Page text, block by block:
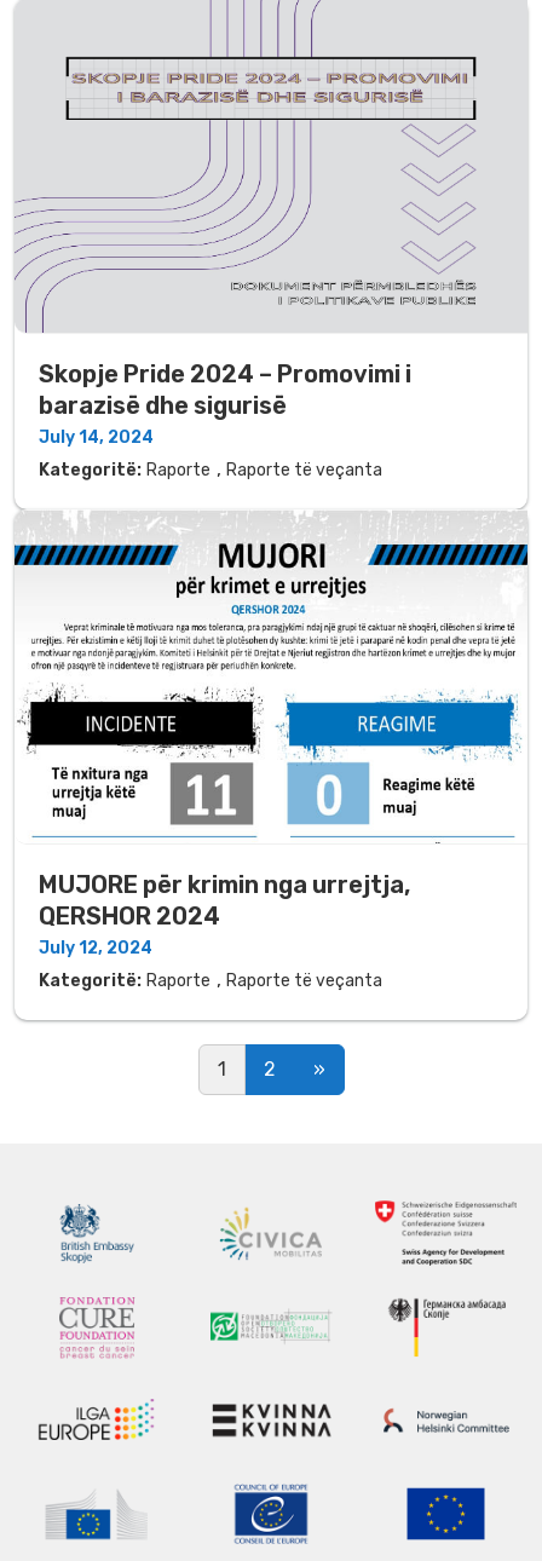
Skopje Pride 2024 – Promovimi i
barazisë dhe sigurisë
July 14, 2024
Kategoritë: Raporte , Raporte të veçanta
MUJORE për krimin nga urrejtja,
QERSHOR 2024
July 12, 2024
Kategoritë: Raporte , Raporte të veçanta
Posts navigation
1 2 »